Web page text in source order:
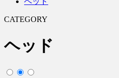
CATEGORY
ヘッド